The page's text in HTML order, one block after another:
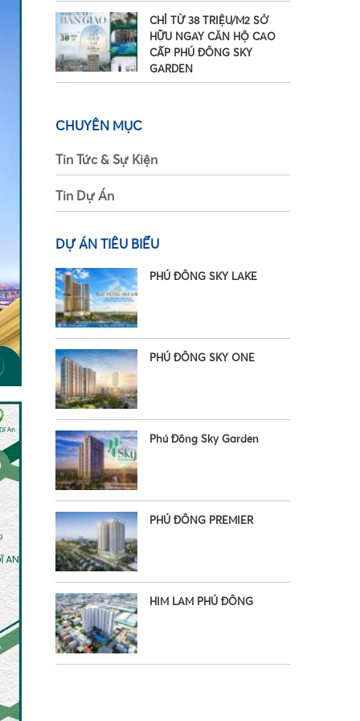
•
CHỈ TỪ 38 TRIỆU/M2 SỞ
HỮU NGAY CĂN HỘ CAO
CẤP PHÚ ĐÔNG SKY
GARDEN
CHUYÊN MỤC
Tin Tức & Sự Kiện
Tin Dự Án
DỰ ÁN TIÊU BIỂU
PHÚ ĐÔNG SKY LAKE
PHÚ ĐÔNG SKY ONE
Phú Đông Sky Garden
PHÚ ĐÔNG PREMIER
HIM LAM PHÚ ĐÔNG